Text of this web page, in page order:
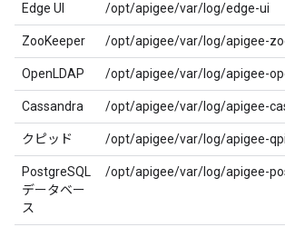
Edge UI /opt/apigee/var/log/edge-ui
ZooKeeper /opt/apigee/var/log/apigee-
OpenLDAP /opt/apigee/var/log/apigee-
Cassandra /opt/apigee/var/log/apigee-
クピッド /opt/apigee/var/log/apigee-
PostgreSQL
データベー
ス
/opt/apigee/var/log/apigee-